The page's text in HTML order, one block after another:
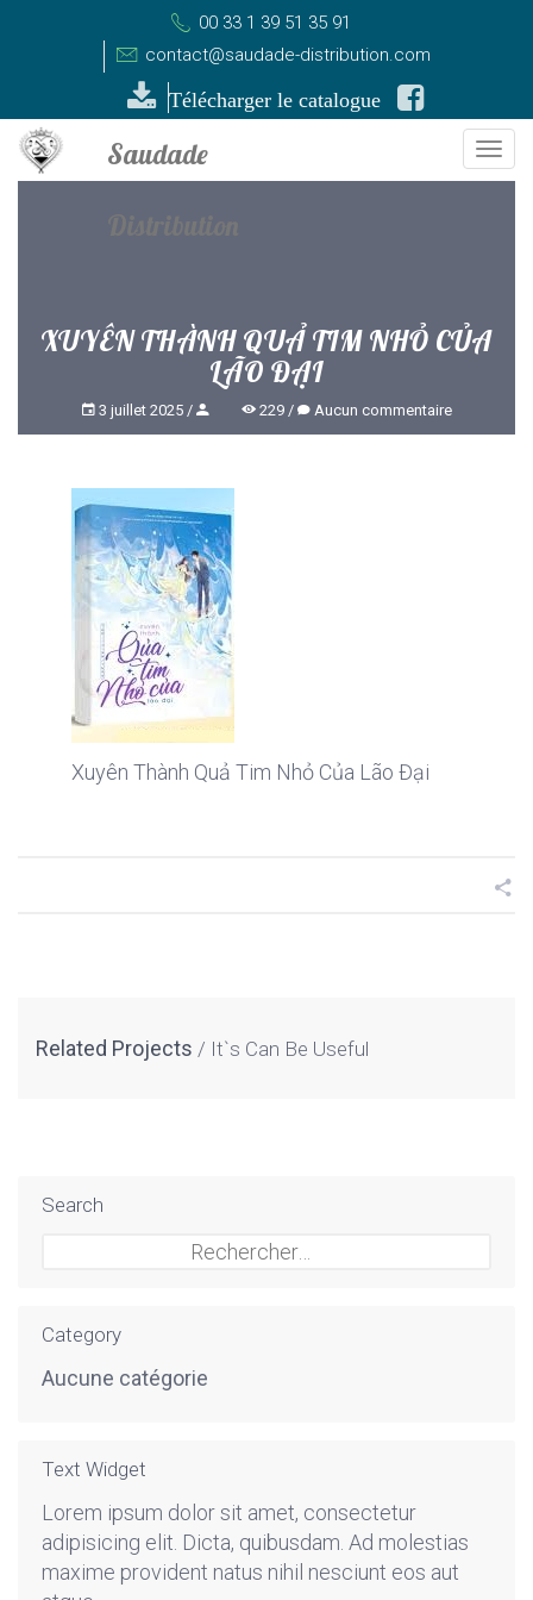
00 33 1 39 51 35 91
contact@saudade-distribution.com
Télécharger le catalogue
XUYÊN THÀNH QUẢ TIM NHỎ CỦA
LÃO ĐẠI
3 juillet 2025 229 Aucun commentaire
Xuyên Thành Quả Tim Nhỏ Của Lão Đại
Related Projects It`s Can Be Useful
Search
Category
Aucune catégorie
Text Widget
Lorem ipsum dolor sit amet, consectetur
adipisicing elit. Dicta, quibusdam. Ad molestias
maxime provident natus nihil nesciunt eos aut